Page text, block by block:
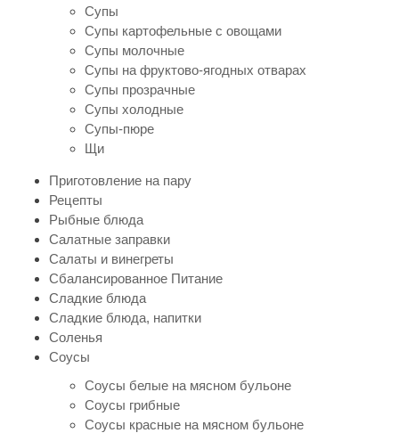
Супы
Супы картофельные с овощами
Супы молочные
Супы на фруктово-ягодных отварах
Супы прозрачные
Супы холодные
Супы-пюре
Щи
Приготовление на пару
Рецепты
Рыбные блюда
Салатные заправки
Салаты и винегреты
Сбалансированное Питание
Сладкие блюда
Сладкие блюда, напитки
Соленья
Соусы
Соусы белые на мясном бульоне
Соусы грибные
Соусы красные на мясном бульоне